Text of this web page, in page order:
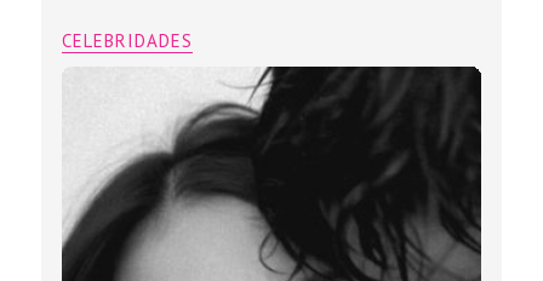
CELEBRIDADES